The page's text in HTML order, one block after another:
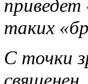
приведет
таких
С точки